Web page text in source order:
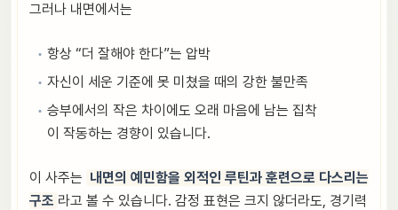
그러나 내면에서는
항상 “더 잘해야 한다”는 압박
자신이 세운 기준에 못 미쳤을 때의 강한 불만족
승부에서의 작은 차이에도 오래 마음에 남는 집착
이 작동하는 경향이 있습니다.
이 사주는 내면의 예민함을 외적인 루틴과 훈련으로 다스리는
구조 라고 볼 수 있습니다. 감정 표현은 크지 않더라도, 경기력